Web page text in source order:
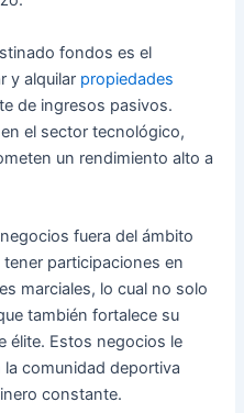
fondos es el
y alquilar propiedades
de ingresos pasivos.
el sector tecnológico,
un rendimiento alto a
fuera del ámbito
participaciones en
marciales, lo cual no solo
también fortalece su
élite. Estos negocios le
comunidad deportiva
constante.